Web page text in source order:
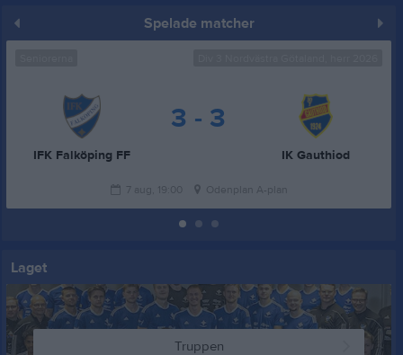
Spelade matcher
IFK Falköping FF
3 - 3
IK Gauthiod
7 aug, 19:00 Odenplan A-plan
Laget
Truppen